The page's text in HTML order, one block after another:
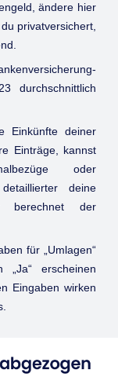
ändere hier
privatversichert,
durchschnittlich
Einkünfte deiner
Einträge, kannst
oder
deine
berechnet der
für „Umlagen“
erscheinen
Eingaben wirken